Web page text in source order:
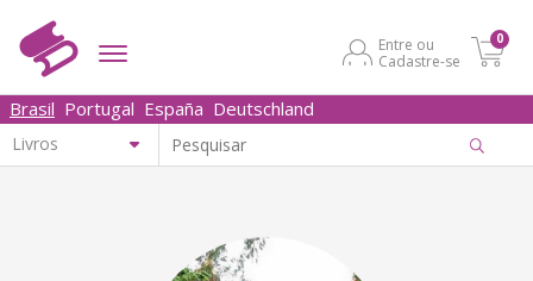
Entre ou
Cadastre-se
0
Brasil Portugal España Deutschland